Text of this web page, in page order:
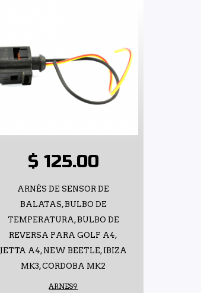
$ 125.00
ARNÉS DE SENSOR DE
BALATAS, BULBO DE
TEMPERATURA, BULBO DE
REVERSA PARA GOLF A4,
JETTA A4, NEW BEETLE, IBIZA
MK3, CORDOBA MK2
ARNES9